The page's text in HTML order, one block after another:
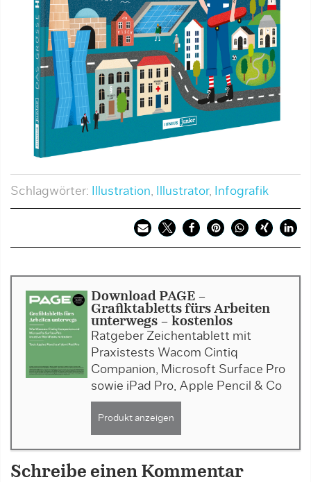
Schlagwörter: Illustration, Illustrator, Infografik
Download PAGE -
Grafiktabletts fürs Arbeiten
unterwegs - kostenlos
Ratgeber Zeichentablett mit
Praxistests Wacom Cintiq
Companion, Microsoft Surface Pro
sowie iPad Pro, Apple Pencil & Co
Produkt anzeigen
Schreibe einen Kommentar